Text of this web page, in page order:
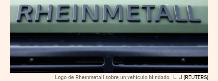
Logo de Rheinmetall sobre un vehículo blindado. L. J (REUTERS)